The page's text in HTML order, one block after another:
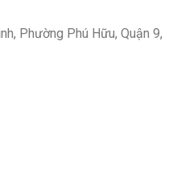
Phường Phú Hữu, Quận 9,